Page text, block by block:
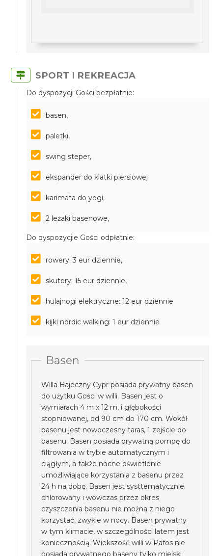
SPORT I REKREACJA
Do dyspozycji Gości bezpłatnie:
basen,
paletki,
swing steper,
ekspander do klatki piersiowej
karimata do yogi,
2 leżaki basenowe,
Do dyspozycjie Gości odpłatnie:
rowery: 3 eur dziennie,
skutery: 15 eur dziennie,
hulajnogi elektryczne: 12 eur dziennie
kijki nordic walking: 1 eur dziennie
Basen
Willa Bajeczny Cypr posiada prywatny basen
do użytku Gości w willi. Basen jest o
wymiarach 4 m x 12 m, i głębokości
stopniowanej, od 90 cm do 170 cm. Wokół
basenu jest nowoczesny taras, 1 zejście do
basenu. Basen posiada prywatną pompę do
filtrowania w trybie automatycznym i
ciągłym, a także nocne oświetlenie
umożliwiające korzystania z basenu przez
24 h na dobę. Basen jest systtematycznie
chlorowany i wówczas przez okres
czyszczenia basenu nie można z niego
korzystać, zwykle w nocy. Basen prywatny
w tym klimacie, w szczególności latem jest
koniecznością. Wiekszość willi w Pafos nie
posiada prywatnego baseny tylko miejski